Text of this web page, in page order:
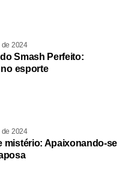
de 2024
Smash Perfeito:
no esporte
de 2024
mistério: Apaixonando-se